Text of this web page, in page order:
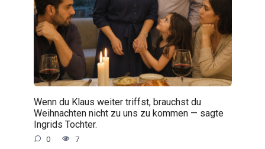
Wenn du Klaus weiter triffst, brauchst du
Weihnachten nicht zu uns zu kommen — sagte
Ingrids Tochter.
0 7